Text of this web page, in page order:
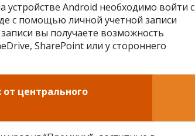
устройстве Android необходимо войти с
с помощью личной учетной записи
вы получаете возможность
SharePoint или у стороннего
центрального